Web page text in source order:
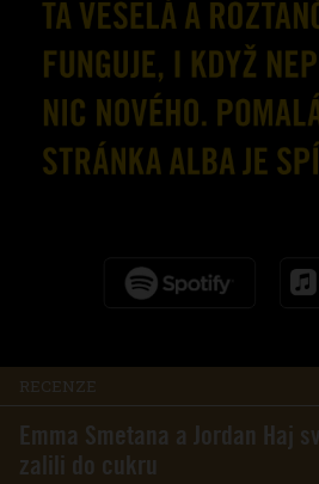
RECENZE
Emma Smetana a Jordan Haj
zalili do cukru